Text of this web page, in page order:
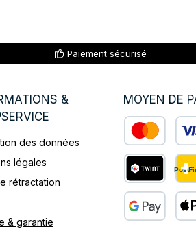
Paiement sécurisé
&
des données
légales
rétractation
& garantie
MOYEN DE
Custom image 1
Custom image 2